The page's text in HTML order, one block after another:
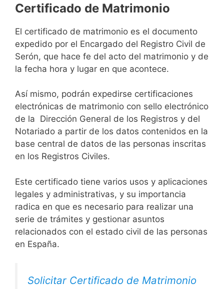
Certificado de Matrimonio
El certificado de matrimonio es el documento
expedido por el Encargado del Registro Civil de
Serón, que hace fe del acto del matrimonio y de
la fecha hora y lugar en que acontece.
Así mismo, podrán expedirse certificaciones
electrónicas de matrimonio con sello electrónico
de la Dirección General de los Registros y del
Notariado a partir de los datos contenidos en la
base central de datos de las personas inscritas
en los Registros Civiles.
Este certificado tiene varios usos y aplicaciones
legales y administrativas, y su importancia
radica en que es necesario para realizar una
serie de trámites y gestionar asuntos
relacionados con el estado civil de las personas
en España.
Solicitar Certificado de Matrimonio